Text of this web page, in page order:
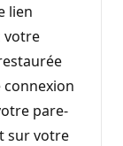
lien
votre
pare-
sur votre